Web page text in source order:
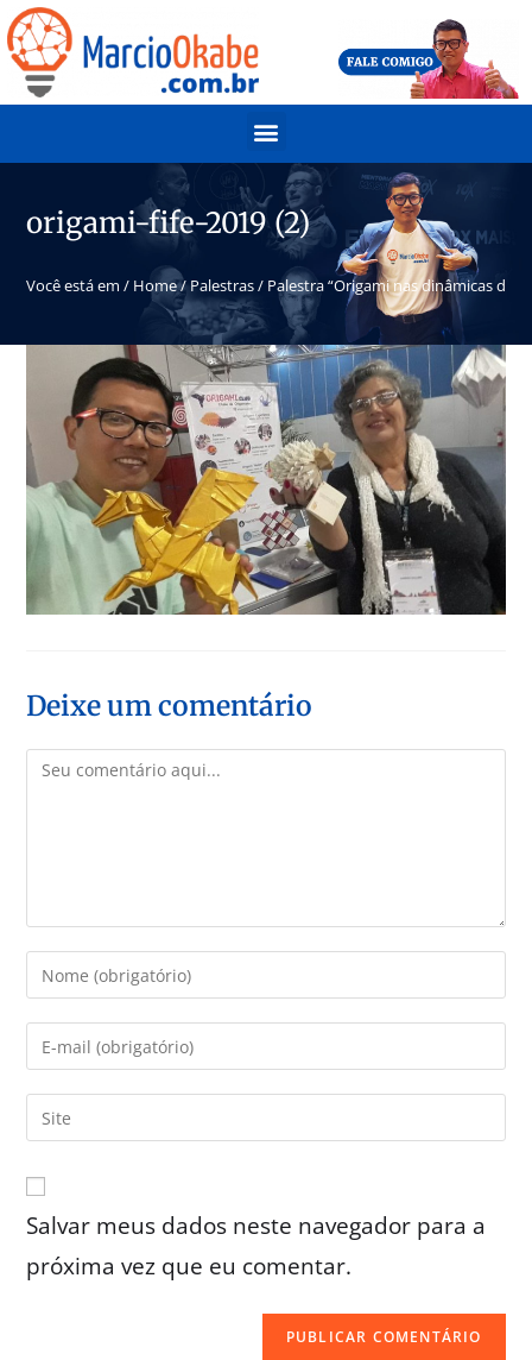
origami-fife-2019 (2)
Você está em / Home/Palestras/ Palestra “Origami nas dinâmicas de
Deixe um comentário
Salvar meus dados neste navegador para a
próxima vez que eu comentar.